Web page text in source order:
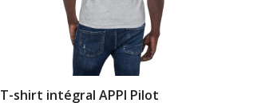
T-shirt intégral APPI Pilot